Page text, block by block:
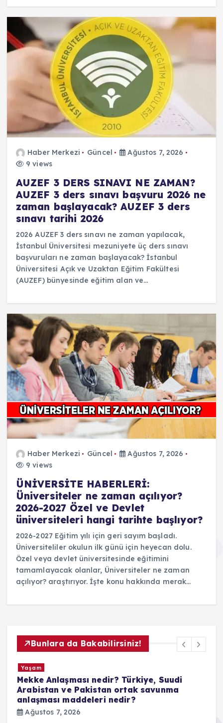
Haber Merkezi Güncel
Ağustos 7, 2026
9 views
AUZEF 3 DERS SINAVI NE ZAMAN?
AUZEF 3 ders sınavı başvuru 2026 ne
zaman başlayacak? AUZEF 3 ders
sınavı tarihi 2026
2026 AUZEF 3 ders sınavı ne zaman yapılacak,
İstanbul Üniversitesi mezuniyete üç ders sınavı
başvuruları ne zaman başlayacak? İstanbul
Üniversitesi Açık ve Uzaktan Eğitim Fakültesi
(AUZEF) bünyesinde eğitim alan ve…
Haber Merkezi Güncel
Ağustos 7, 2026
9 views
ÜNİVERSİTE HABERLERİ:
Üniversiteler ne zaman açılıyor?
2026-2027 Özel ve Devlet
üniversiteleri hangi tarihte başlıyor?
2026-2027 Eğitim yılı için geri sayım başladı.
Üniversiteliler okulun ilk günü için heyecan dolu.
Özel veya devlet üniversitesinde eğitimini
tamamlayacak olanlar, Üniversiteler ne zaman
açılıyor? araştırıyor. İşte konu hakkında merak…
Bunlara da Bakabilirsiniz!
Yaşam
Polis Meslek Yüksekokulu PA e Devlet
başvuru ekranı açıldı mı? PMYO başvuru
nasıl yapılır şartlar neler?
Ağustos 7, 2026